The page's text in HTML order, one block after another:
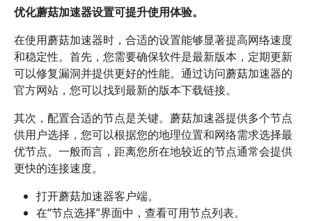
优化蘑菇加速器设置可提升使用体验。
在使用蘑菇加速器时，合适的设置能够显著提高网络速度
和稳定性。首先，您需要确保软件是最新版本，定期更新
可以修复漏洞并提供更好的性能。通过访问蘑菇加速器的
官方网站，您可以找到最新的版本下载链接。
其次，配置合适的节点是关键。蘑菇加速器提供多个节点
供用户选择，您可以根据您的地理位置和网络需求选择最
优节点。一般而言，距离您所在地较近的节点通常会提供
更快的连接速度。
打开蘑菇加速器客户端。
在“节点选择”界面中，查看可用节点列表。